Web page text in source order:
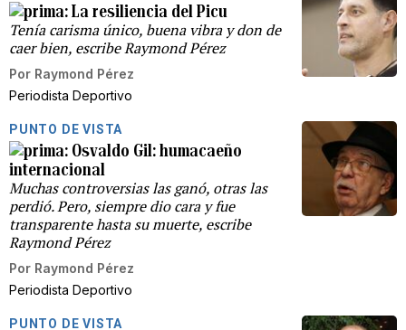
La resiliencia del Picu
Tenía carisma único, buena vibra y don de
caer bien, escribe Raymond Pérez
Por Raymond Pérez
Periodista Deportivo
PUNTO DE VISTA
Osvaldo Gil: humacaeño
internacional
Muchas controversias las ganó, otras las
perdió. Pero, siempre dio cara y fue
transparente hasta su muerte, escribe
Raymond Pérez
Por Raymond Pérez
Periodista Deportivo
PUNTO DE VISTA